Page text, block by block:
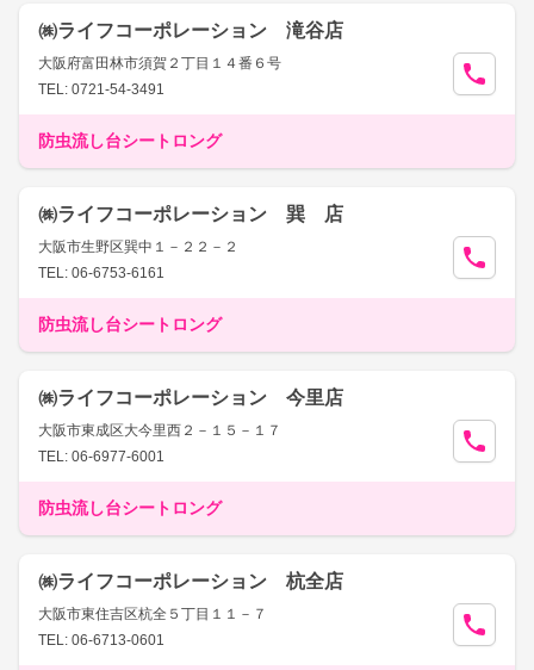
㈱ライフコーポレーション 滝谷店
大阪府富田林市須賀２丁目１４番６号
TEL: 0721-54-3491
防虫流し台シートロング
㈱ライフコーポレーション 巽 店
大阪市生野区巽中１－２２－２
TEL: 06-6753-6161
防虫流し台シートロング
㈱ライフコーポレーション 今里店
大阪市東成区大今里西２－１５－１７
TEL: 06-6977-6001
防虫流し台シートロング
㈱ライフコーポレーション 杭全店
大阪市東住吉区杭全５丁目１１－７
TEL: 06-6713-0601